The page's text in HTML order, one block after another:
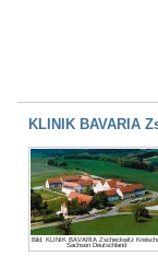
KLINIK BAVARIA
Bild: KLINIK BAVARIA Zscheckwitz
Sachsen Deutschland